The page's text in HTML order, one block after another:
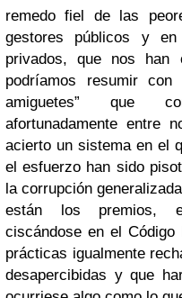
remedo fiel de las
gestores públicos y en
privados, que nos han
podríamos resumir con
amiguetes” que
afortunadamente entre
acierto un sistema en el
el esfuerzo han sido
la corrupción
están los premios,
ciscándose en el
prácticas igualmente
desapercibidas y que